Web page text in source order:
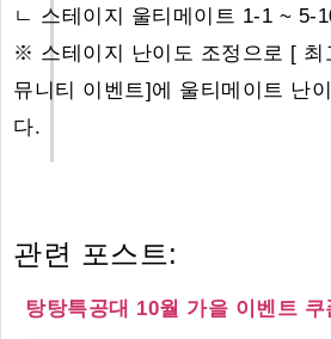
ㄴ 스테이지 울티메이트 1-1 ~ 5-
※ 스테이지 난이도 조정으로 [ 최
뮤니티 이벤트]에 울티메이트 난
다.
관련 포스트:
탕탕특공대 10월 가을 이벤트 쿠